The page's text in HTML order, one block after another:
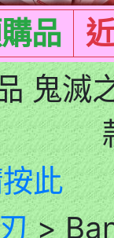
品
鬼滅
此
>